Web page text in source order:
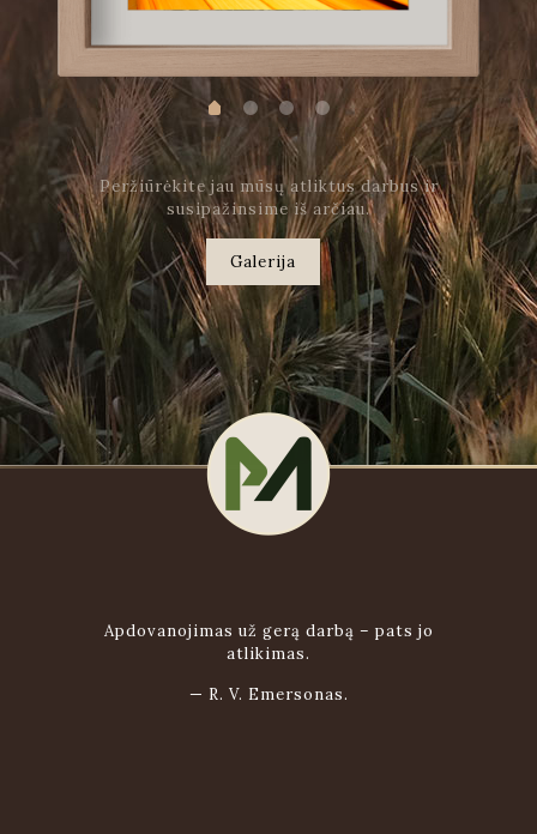
Peržiūrėkite jau mūsų atliktus darbus ir
susipažinsime iš arčiau.
Galerija
Apdovanojimas už gerą darbą – pats jo
atlikimas.
— R. V. Emersonas.